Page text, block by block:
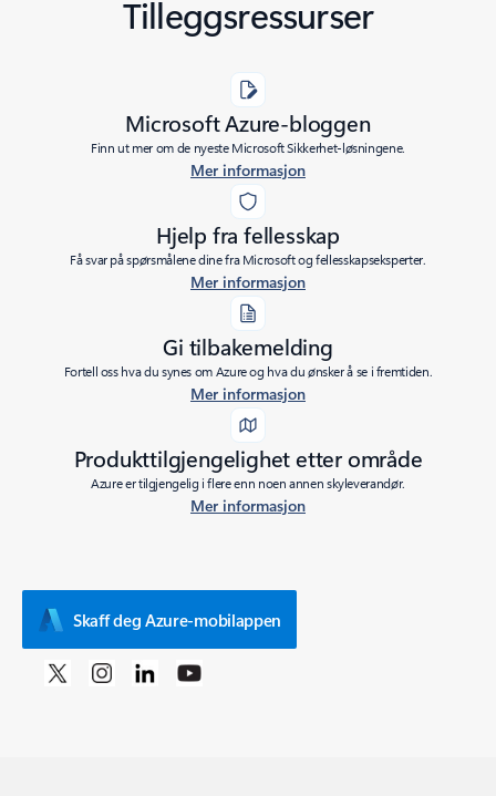
Tilleggsressurser
Microsoft Azure-bloggen
Finn ut mer om de nyeste Microsoft Sikkerhet-løsningene.
Mer informasjon
Hjelp fra fellesskap
Få svar på spørsmålene dine fra Microsoft og fellesskapseksperter.
Mer informasjon
Gi tilbakemelding
Fortell oss hva du synes om Azure og hva du ønsker å se i fremtiden.
Mer informasjon
Produkttilgjengelighet etter område
Azure er tilgjengelig i flere enn noen annen skyleverandør.
Mer informasjon
Skaff deg Azure-mobilappen